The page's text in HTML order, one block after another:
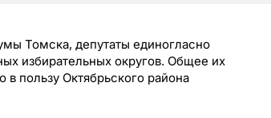
Томска, депутаты единогласно
избирательных округов. Общее их
пользу Октябрьского района